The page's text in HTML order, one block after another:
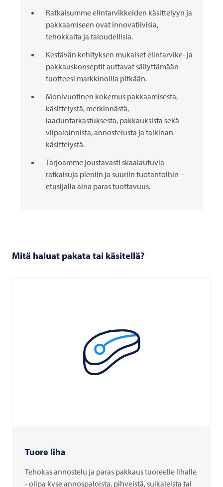
Ratkaisumme elintarvikkeiden käsittelyyn ja
pakkaamiseen ovat innovatiivisia,
tehokkaita ja taloudellisia.
Kestävän kehityksen mukaiset elintarvike- ja
pakkauskonseptit auttavat säilyttämään
tuotteesi markkinoilla pitkään.
Monivuotinen kokemus pakkaamisesta,
käsittelystä, merkinnästä,
laaduntarkastuksesta, pakkauksista sekä
viipaloinnista, annostelusta ja taikinan
käsittelystä.
Tarjoamme joustavasti skaalautuvia
ratkaisuja pieniin ja suuriin tuotantoihin –
etusijalla aina paras tuottavuus.
Mitä haluat pakata tai käsitellä?
Tuore liha
Tehokas annostelu ja paras pakkaus tuoreelle lihalle
- olipa kyse annospaloista, pihveistä, suikaleista tai